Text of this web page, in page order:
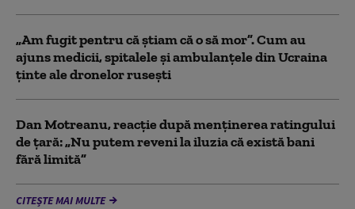
„Am fugit pentru că știam că o să mor”. Cum au
ajuns medicii, spitalele și ambulanțele din Ucraina
ținte ale dronelor rusești
Dan Motreanu, reacție după menținerea ratingului
de țară: „Nu putem reveni la iluzia că există bani
fără limită”
CITEȘTE MAI MULTE